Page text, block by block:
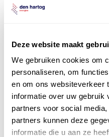
Deze website maakt
We gebruiken cookies om
personaliseren, om
en om ons websiteverkeer
informatie over uw gebruik
partners voor social
partners kunnen deze
informatie die u aan ze
Officieel distributeur
voor alle sectoren
Welke olie heb ik